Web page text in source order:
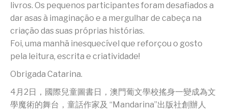
livros. Os pequenos participantes foram desafiados a
dar asas à imaginação e a mergulhar de cabeça na
criação das suas próprias histórias.
Foi, uma manhã inesquecível que reforçou o gosto
pela leitura, escrita e criatividade!
Obrigada Catarina.
4月2日，國際兒童圖書日，澳門葡文學校搖身一變成為文
學魔術的舞台，童話作家及 “Mandarina”出版社創辦人